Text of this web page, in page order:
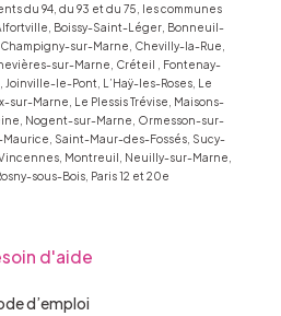
du 94, du 93 et du 75, les communes
Boissy-Saint-Léger, Bonneuil-
sur-Marne, Chevilly-la-Rue,
sur-Marne, Créteil , Fontenay-
le-Pont, L’Haÿ-les-Roses, Le
Marne, Le Plessis Trévise, Maisons-
Nogent-sur-Marne, Ormesson-sur-
Saint-Maur-des-Fossés, Sucy-
Montreuil, Neuilly-sur-Marne,
sous-Bois, Paris 12 et 20e
d'aide
d’emploi